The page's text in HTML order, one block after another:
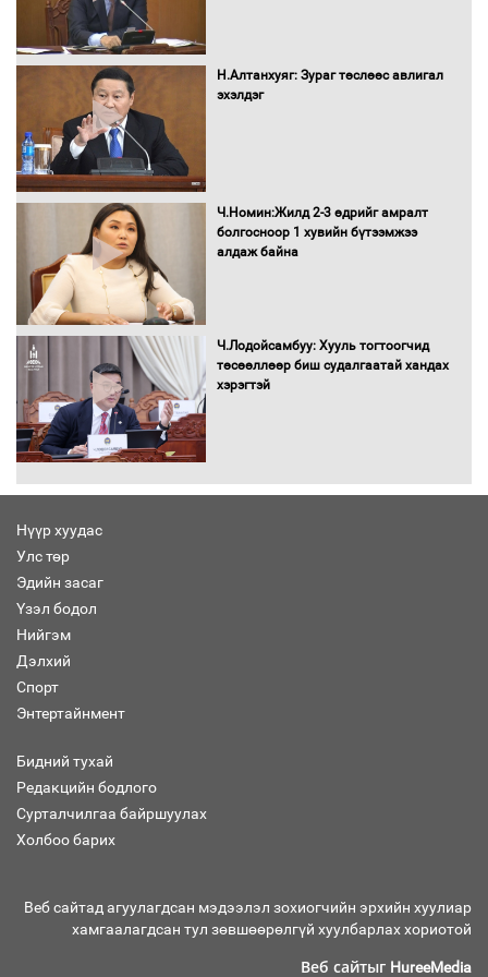
Монгол Улс “COP17”-д “Тал хээрийн
төлөвлөгөө”-гөө танилцуулна
худалдан авах журмыг баталлаа
шилжиж, найр наадам, зөвлөгөөн,
гадаад томилолтыг хориглолоо
Н.Алтанхуяг: Зураг төслөөс авлигал
эхэлдэг
Ч.Номин:Жилд 2-3 өдрийг амралт
болгосноор 1 хувийн бүтээмжээ
алдаж байна
Ч.Лодойсамбуу: Хууль тогтоогчид
төсөөллөөр биш судалгаатай хандах
хэрэгтэй
Нүүр хуудас
Улс төр
Эдийн засаг
Үзэл бодол
Нийгэм
Дэлхий
Спорт
Энтертайнмент
Бидний тухай
Редакцийн бодлого
Сурталчилгаа байршуулах
Холбоо барих
Веб сайтад агуулагдсан мэдээлэл зохиогчийн эрхийн хуулиар
хамгаалагдсан тул зөвшөөрөлгүй хуулбарлах хориотой
Веб сайтыг HureeMedia